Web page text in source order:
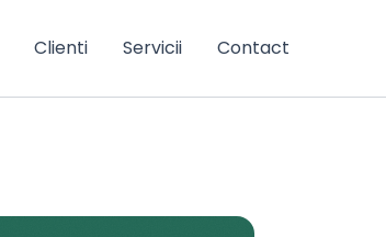
Clienti Servicii Contact